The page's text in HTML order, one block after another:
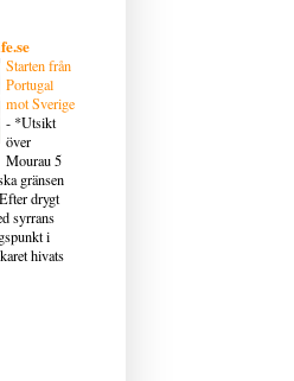
Starten från
Portugal
mot Sverige
- *Utsikt
över
Mourau 5
gränsen
drygt
syrrans
i
hivats